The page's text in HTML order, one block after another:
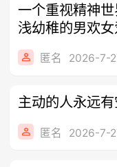
一个重视精神
浅幼稚的男欢
供养
匿名 2026-7-
主动的人永远有
匿名 2026-7-